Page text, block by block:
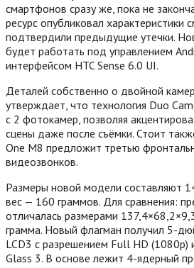
смартфонов сразу же, пока не
ресурс опубликовал характеристики
подтвердили предыдущие утечки.
будет работать под управлением
интерфейсом HTC Sense 6.0 UI.
Деталей собственно о двойной
утверждает, что технология Duo
с 2 фотокамер, позволяя
сцены даже после съёмки. Стоит
One M8 предложит третью
видеозвонков.
Размеры новой модели составляют
вес — 160 граммов. Для сравнения:
отличалась размерами
грамма. Новый флагман получил 5-
LCD3 с разрешением Full HD (1080p)
Glass 3. В основе лежит 4-ядерный